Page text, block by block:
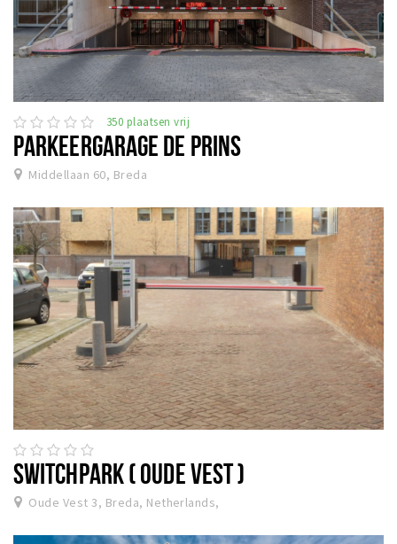
350 plaatsen vrij
PARKEERGARAGE DE PRINS
Middellaan 60, Breda
SWITCHPARK ( OUDE VEST )
Oude Vest 3, Breda, Netherlands,